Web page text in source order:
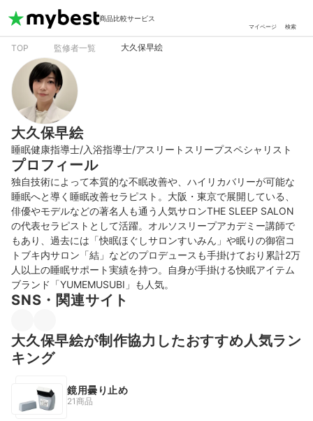
商品比較サービス
マイページ 検索
TOP 監修者一覧 大久保早絵
大久保早絵
睡眠健康指導士/入浴指導士/アスリートスリープスペシャリスト
プロフィール
独自技術によって本質的な不眠改善や、ハイリカバリーが可能な
睡眠へと導く睡眠改善セラピスト。大阪・東京で展開している、
俳優やモデルなどの著名人も通う人気サロンTHE SLEEP SALON
の代表セラピストとして活躍。オルソスリープアカデミー講師で
もあり、過去には「快眠ほぐしサロンすいみん」や眠りの御宿コ
トブキ内サロン「結」などのプロデュースも手掛けており累計2万
人以上の睡眠サポート実績を持つ。自身が手掛ける快眠アイテム
ブランド「YUMEMUSUBI」も人気。
SNS・関連サイト
大久保早絵が制作協力したおすすめ人気ラン
キング
鏡用曇り止め
21商品